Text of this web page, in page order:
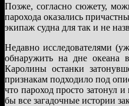
Позже, согласно сюжету,
парохода оказались
экипаж судна для так и не
Недавно исследователями
обнаружить на дне
Каролины останки
признакам подходило под
что пароход просто затонул
бы все загадочные истории